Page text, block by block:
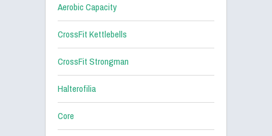
Aerobic Capacity
CrossFit Kettlebells
CrossFit Strongman
Halterofilia
Core